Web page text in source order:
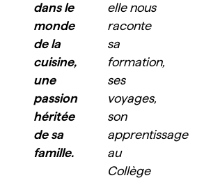
dans le
monde
de la
cuisine,
une
passion
héritée
de sa
famille.
elle nous
raconte
sa
formation,
ses
voyages,
son
apprentissage
au
Collège